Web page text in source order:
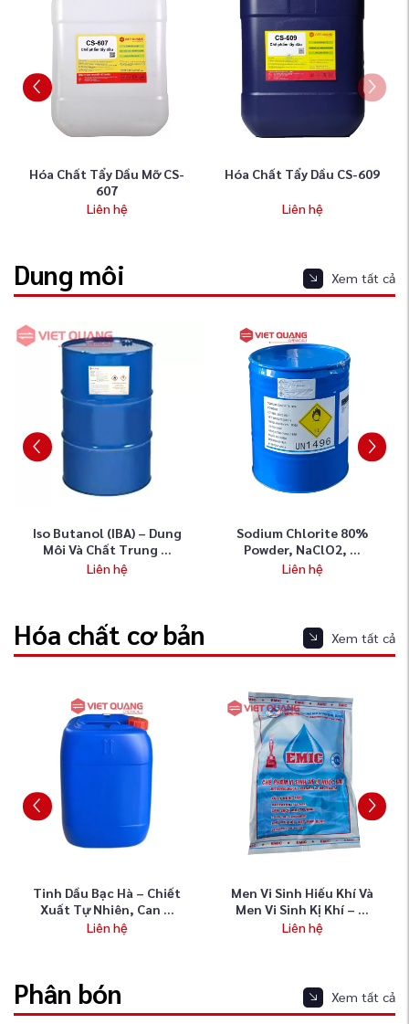
Hóa Chất Tẩy Dầu Mỡ CS-
607
Liên hệ
Hóa Chất Tẩy Dầu CS-609
Liên hệ
Dung môi Xem tất cả
Iso Butanol (IBA) – Dung
Môi Và Chất Trung ...
Liên hệ
Sodium Chlorite 80%
Powder, NaClO2, ...
Liên hệ
Hóa chất cơ bản Xem tất cả
Tinh Dầu Bạc Hà – Chiết
Xuất Tự Nhiên, Can ...
Liên hệ
Men Vi Sinh Hiếu Khí Và
Men Vi Sinh Kị Khí – ...
Liên hệ
Phân bón Xem tất cả